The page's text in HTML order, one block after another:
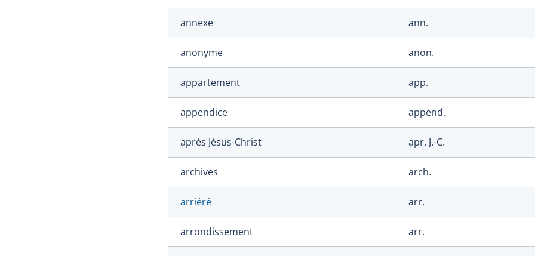
annexe ann.
anonyme anon.
appartement app.
appendice append.
après Jésus-Christ apr. J.-C.
archives arch.
arriéré arr.
arrondissement arr.